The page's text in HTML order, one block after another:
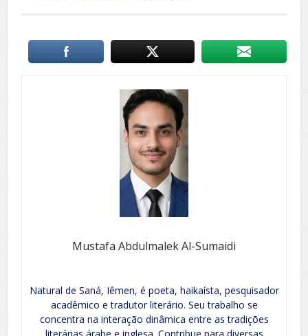
Mustafa Abdulmalek Al-Sumaidi
Natural de Saná, Iêmen, é poeta, haikaísta, pesquisador
acadêmico e tradutor literário. Seu trabalho se
concentra na interação dinâmica entre as tradições